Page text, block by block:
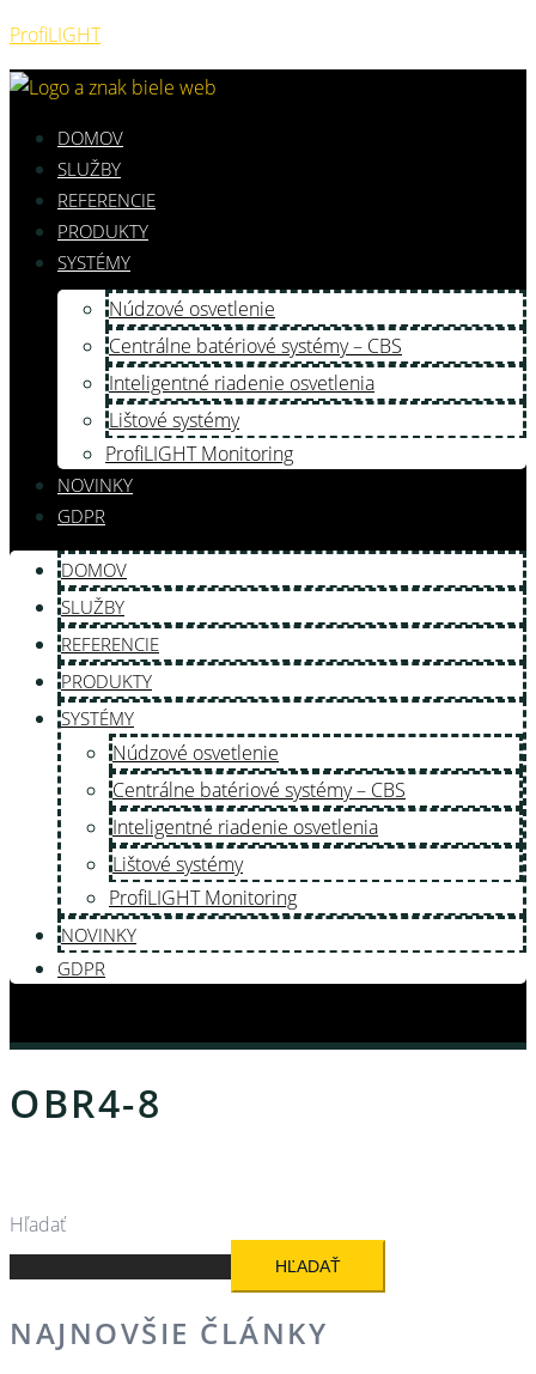
ProfiLIGHT
DOMOV
SLUŽBY
REFERENCIE
PRODUKTY
SYSTÉMY
Núdzové osvetlenie
Centrálne batériové systémy – CBS
Inteligentné riadenie osvetlenia
Lištové systémy
ProfiLIGHT Monitoring
NOVINKY
GDPR
DOMOV
SLUŽBY
REFERENCIE
PRODUKTY
SYSTÉMY
Núdzové osvetlenie
Centrálne batériové systémy – CBS
Inteligentné riadenie osvetlenia
Lištové systémy
ProfiLIGHT Monitoring
NOVINKY
GDPR
OBR4-8
Hľadať
HĽADAŤ
NAJNOVŠIE ČLÁNKY